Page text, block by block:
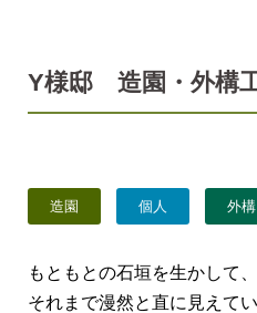
Y様邸 造園・外構
造園 個人 外構
もともとの石垣を生かして
それまで漫然と直に見えて